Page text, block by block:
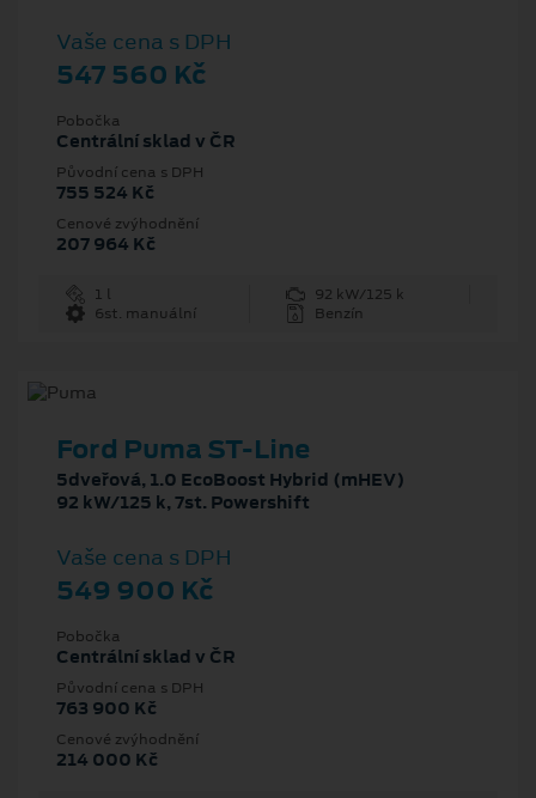
Vaše cena s DPH
547 560 Kč
Pobočka
Centrální sklad v ČR
Původní cena s DPH
755 524 Kč
Cenové zvýhodnění
207 964 Kč
1 l
92 kW/125 k
6st. manuální
Benzín
Ford Puma ST-Line
5dveřová, 1.0 EcoBoost Hybrid (mHEV)
92 kW/125 k, 7st. Powershift
Vaše cena s DPH
549 900 Kč
Pobočka
Centrální sklad v ČR
Původní cena s DPH
763 900 Kč
Cenové zvýhodnění
214 000 Kč